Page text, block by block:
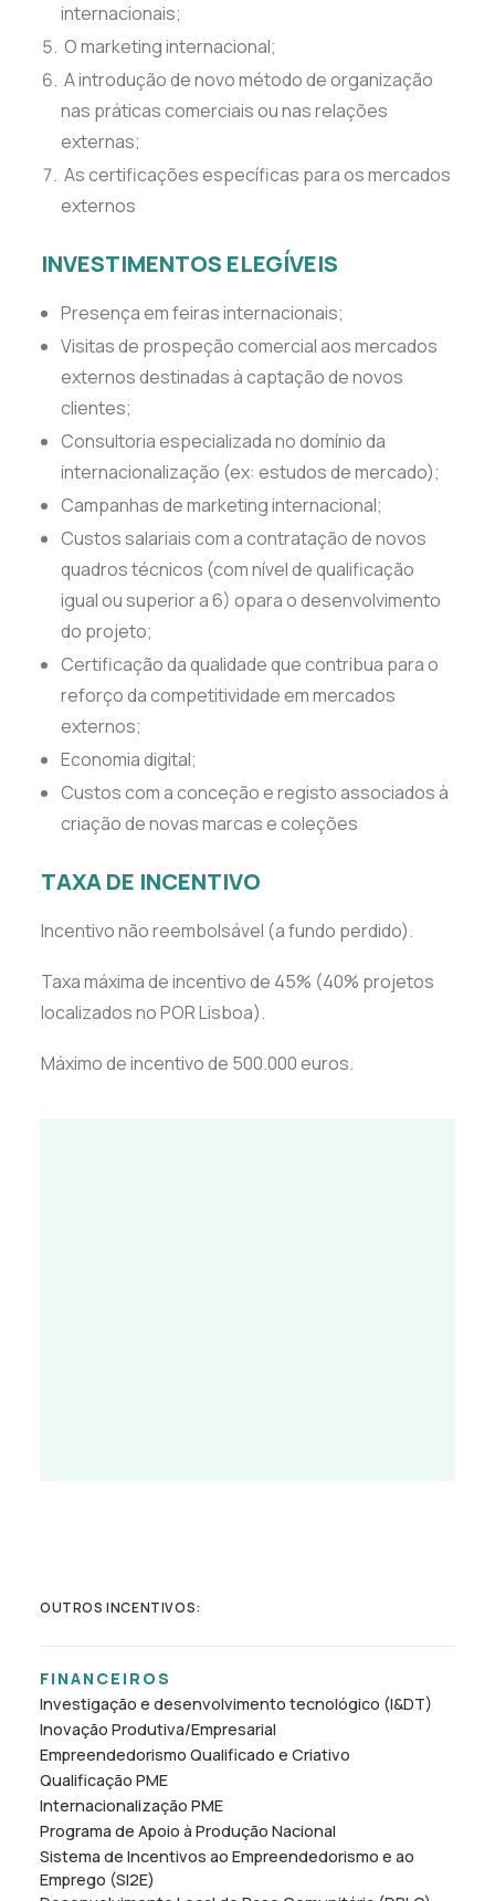
internacionais;
O marketing internacional;
A introdução de novo método de organização
nas práticas comerciais ou nas relações
externas;
As certificações específicas para os mercados
externos
INVESTIMENTOS ELEGÍVEIS
Presença em feiras internacionais;
Visitas de prospeção comercial aos mercados
externos destinadas à captação de novos
clientes;
Consultoria especializada no domínio da
internacionalização (ex: estudos de mercado);
Campanhas de marketing internacional;
Custos salariais com a contratação de novos
quadros técnicos (com nível de qualificação
igual ou superior a 6) opara o desenvolvimento
do projeto;
Certificação da qualidade que contribua para o
reforço da competitividade em mercados
externos;
Economia digital;
Custos com a conceção e registo associados à
criação de novas marcas e coleções
TAXA DE INCENTIVO
Incentivo não reembolsável (a fundo perdido).
Taxa máxima de incentivo de 45% (40% projetos
localizados no POR Lisboa).
Máximo de incentivo de 500.000 euros.
OUTROS INCENTIVOS:
FINANCEIROS
Investigação e desenvolvimento tecnológico (I&DT)
Inovação Produtiva/Empresarial
Empreendedorismo Qualificado e Criativo
Qualificação PME
Internacionalização PME
Programa de Apoio à Produção Nacional
Sistema de Incentivos ao Empreendedorismo e ao
Emprego (SI2E)